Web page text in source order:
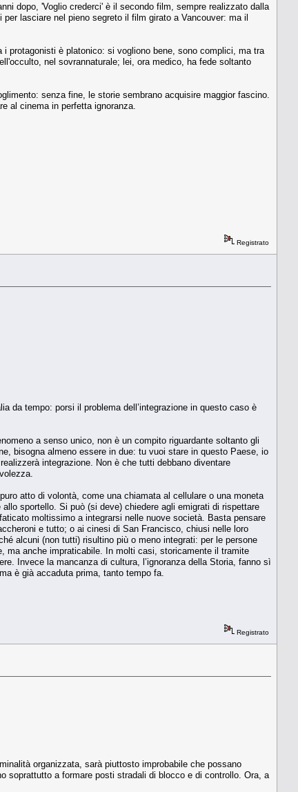
dopo, 'Voglio crederci' è il secondo film, sempre realizzato dalla
lasciare nel pieno segreto il film girato a Vancouver: ma il
protagonisti è platonico: si vogliono bene, sono complici, ma tra
nel sovrannaturale; lei, ora medico, ha fede soltanto
senza fine, le storie sembrano acquisire maggior fascino.
al cinema in perfetta ignoranza.
Registrato
da tempo: porsi il problema dell’integrazione in questo caso è
a senso unico, non è un compito riguardante soltanto gli
bisogna almeno essere in due: tu vuoi stare in questo Paese, io
integrazione. Non è che tutti debbano diventare
atto di volontà, come una chiamata al cellulare o una moneta
sportello. Si può (si deve) chiedere agli emigrati di rispettare
moltissimo a integrarsi nelle nuove società. Basta pensare
e tutto; o ai cinesi di San Francisco, chiusi nelle loro
alcuni (non tutti) risultino più o meno integrati: per le persone
ma anche impraticabile. In molti casi, storicamente il tramite
Invece la mancanza di cultura, l’ignoranza della Storia, fanno sì
è già accaduta prima, tanto tempo fa.
Registrato
organizzata, sarà piuttosto improbabile che possano
soprattutto a formare posti stradali di blocco e di controllo. Ora, a